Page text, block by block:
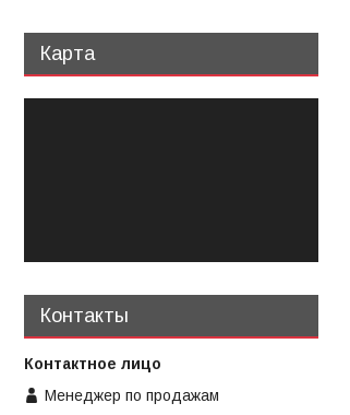
Карта
Контакты
Менеджер по продажам